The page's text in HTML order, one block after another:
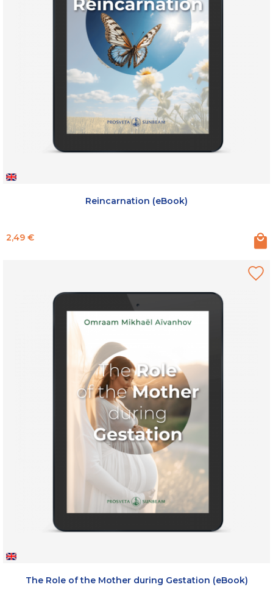
Reincarnation (eBook)
Prix
2,49 €
The Role of the Mother during Gestation (eBook)